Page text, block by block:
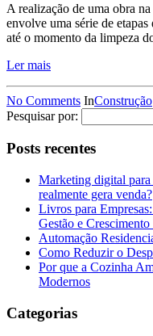
A realização de uma obra
envolve uma série de
até o momento da limpeza
Ler mais
No Comments InConstrução
Pesquisar por:
Posts recentes
Marketing digital para
realmente gera venda?
Livros para
Gestão e
Automação
Como Reduzir o
Por que a Cozinha
Modernos
Categorias